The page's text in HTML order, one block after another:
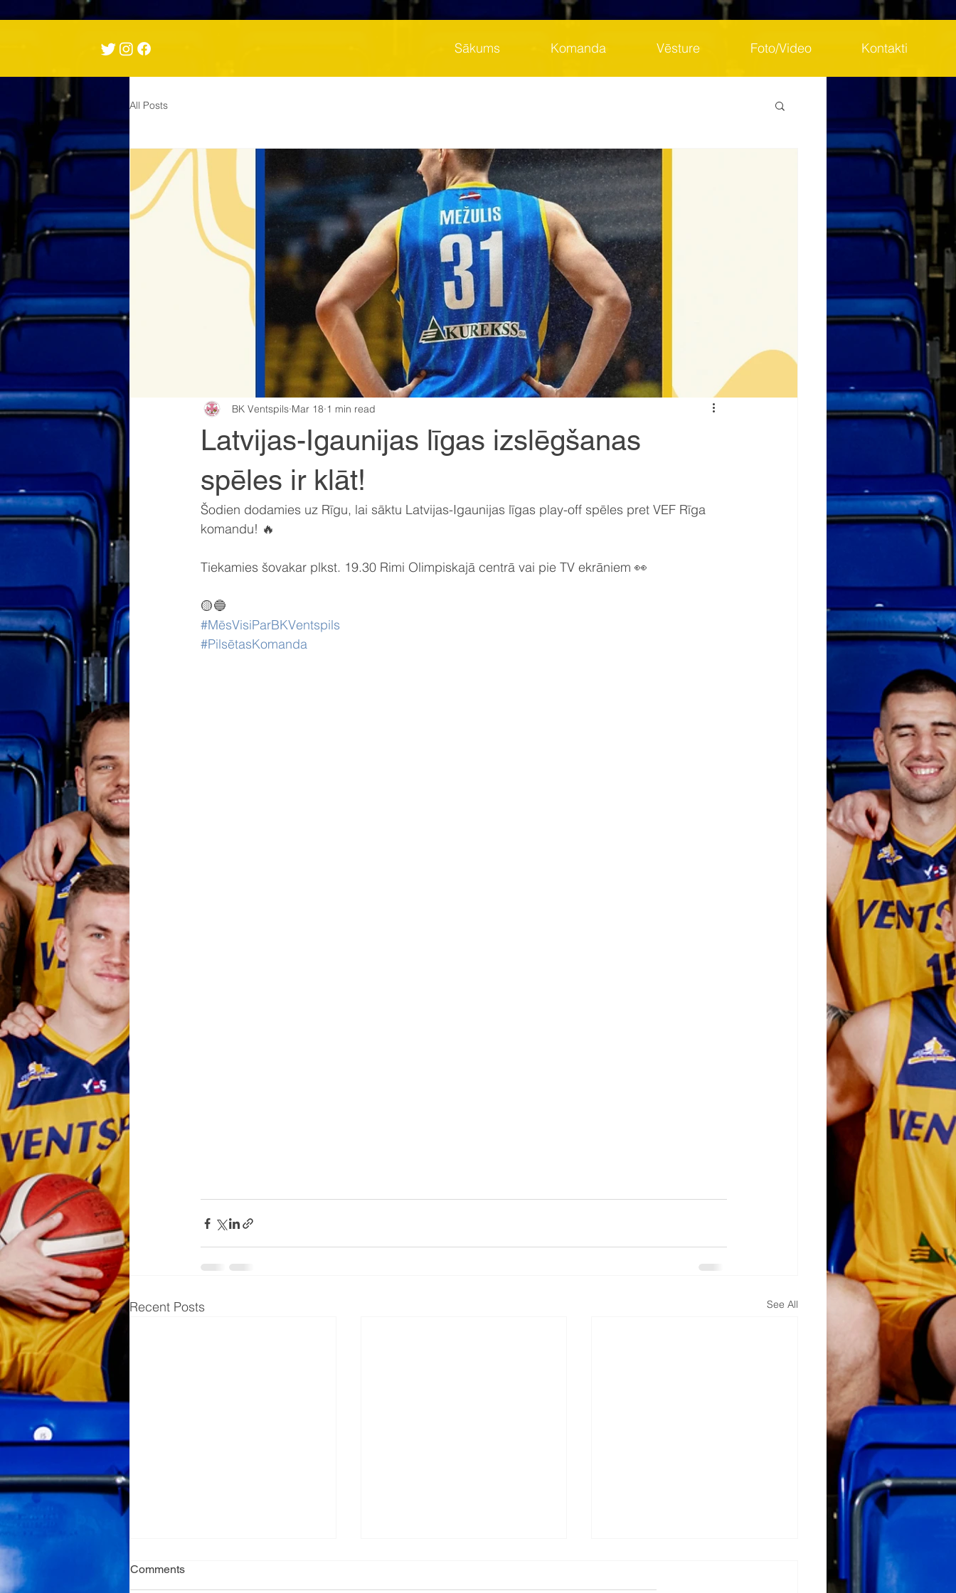
Sākums Komanda Vēsture Foto/Video Kontakti
All Posts
Latvijas-Igaunijas līgas izslēgšanas
spēles ir klāt!
BK Ventspils Mar 18 1 min read
Šodien dodamies uz Rīgu, lai sāktu Latvijas-Igaunijas līgas play-off spēles pret VEF Rīga
komandu! 🔥
Tiekamies šovakar plkst. 19.30 Rimi Olimpiskajā centrā vai pie TV ekrāniem 👀
🟡🔵
#MēsVisiParBKVentspils
#PilsētasKomanda
Recent Posts See All
Comments